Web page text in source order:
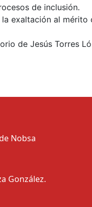
Nobsa
González.